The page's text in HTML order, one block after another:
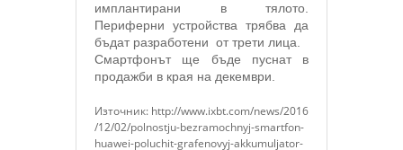
имплантирани в тялото.
Периферни устройства трябва да
бъдат разработени от трети лица.
Смартфонът ще бъде пуснат в
продажби в края на декември.
Източник: http://www.ixbt.com/news/2016
/12/02/polnostju-bezramochnyj-smartfon-
huawei-poluchit-grafenovyj-akkumuljator-